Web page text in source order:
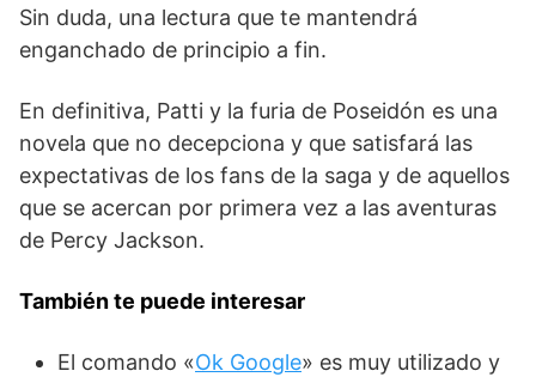
Sin duda,⁤ una⁢ lectura que te mantendrá
enganchado​ de principio a fin.
En definitiva, Patti y la furia de Poseidón es una
novela ​que⁤ no decepciona y que satisfará ​las
expectativas de los fans de la saga y de aquellos
que se acercan por ⁢primera ⁤vez a las aventuras
de Percy Jackson.
También te puede interesar
El comando «Ok Google» es muy utilizado y